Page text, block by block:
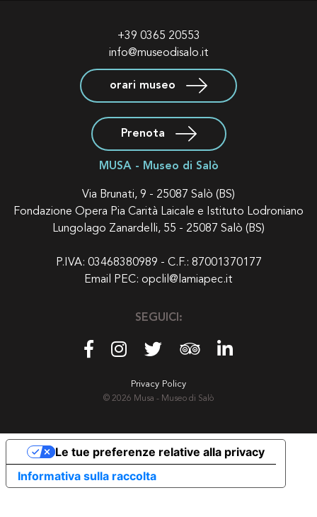
+39 0365 20553
info@museodisalo.it
orari museo
Prenota
MUSA - Museo di Salò
Via Brunati, 9 - 25087 Salò (BS)
Fondazione Opera Pia Carità Laicale e Istituto Lodroniano
Lungolago Zanardelli, 55 - 25087 Salò (BS)
P.IVA: 03468380989 - C.F.: 87001370177
Email PEC: opclil@lamiapec.it
SEGUICI:
Privacy Policy
© 2026 Musa - Museo di Salò
Informativa sulla raccolta
Le tue preferenze relative alla privacy